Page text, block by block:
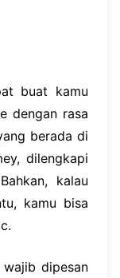
buat kamu
dengan rasa
berada di
dilengkapi
kalau
kamu bisa
wajib dipesan